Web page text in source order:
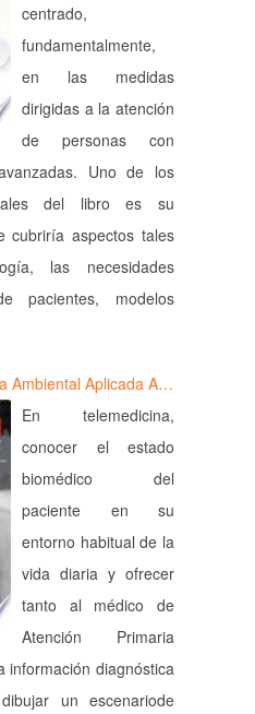
centrado,
fundamentalmente,
en las medidas
dirigidas a la atención
de personas con
Uno de los
del libro es su
cubriría aspectos tales
las necesidades
pacientes, modelos
Ambiental Aplicada A…
En telemedicina,
conocer el estado
biomédico del
paciente en su
entorno habitual de la
vida diaria y ofrecer
tanto al médico de
Atención Primaria
información diagnóstica
un escenariode